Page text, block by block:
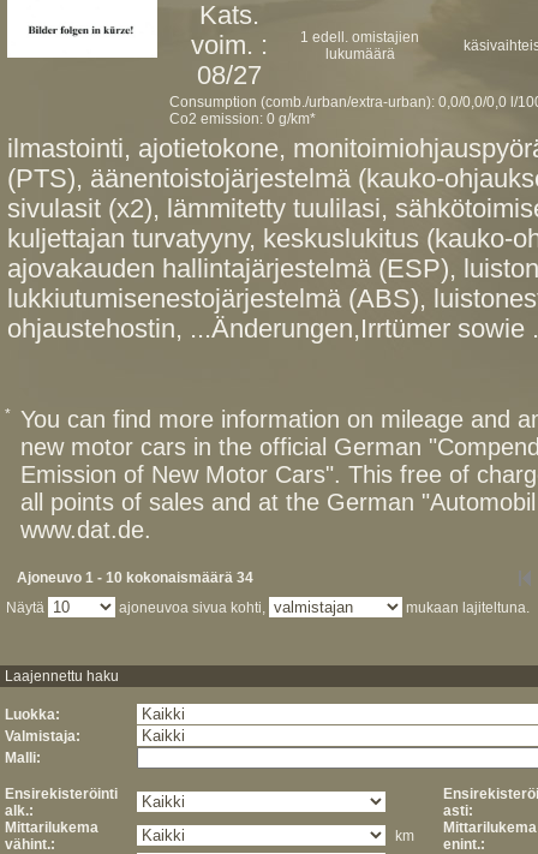
Kats.
voim. :
08/27
1 edell. omistajien
lukumäärä
Consumption (comb./urban/extra-urban): 0,0/0,0/0,0 l/
Co2 emission: 0 g/km*
ilmastointi, ajotietokone,
(PTS), äänentoistojärjestelmä (kauko-
sivulasit (x2), lämmitetty tuulilasi,
kuljettajan turvatyyny, keskuslukitus (kauko-
ajovakauden hallintajärjestelmä (ESP),
lukkiutumisenestojärjestelmä (ABS),
ohjaustehostin, ...Änderungen,Irrtümer sowie
* You can find more information on mileage and
new motor cars in the official German
Emission of New Motor Cars". This free of
all points of sales and at the German
www.dat.de.
Ajoneuvo 1 - 10 kokonaismäärä 34
Näytä
ajoneuvoa sivua kohti, mukaan lajiteltuna.
Laajennettu haku
Luokka:
Valmistaja:
Malli:
Ensirekisteröinti
alk.:
asti:
Mittarilukema
vähint.:
km
Mittarilukema
enint.: